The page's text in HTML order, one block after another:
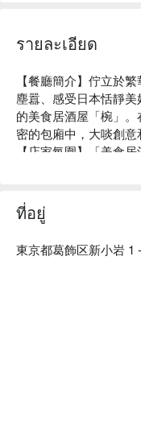
รายละเอียด
【餐廳簡介】佇立於
塵囂、感受日本恬靜
的美食居酒屋「椀」
密的包廂中，大啖創意
【店家氛圍】「美食
間。在匠人精心設計的
客、帶您品味日常之美
益子燒，與餐廳裝潢完
ที่อยู่
東京都葛飾区新小岩 1